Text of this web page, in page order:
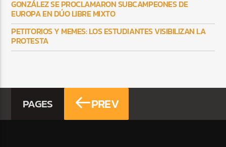
GONZÁLEZ SE PROCLAMARON SUBCAMPEONES DE
EUROPA EN DÚO LIBRE MIXTO
PETITORIOS Y MEMES: LOS ESTUDIANTES VISIBILIZAN LA
PROTESTA
PAGES PREV